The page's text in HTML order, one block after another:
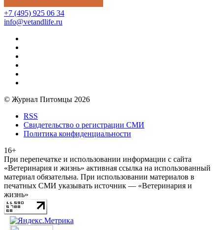
+7 (495) 925 06 34
info@vetandlife.ru
© Журнал Питомцы 2026
RSS
Свидетельство о регистрации СМИ
Политика конфиденциальности
16+
При перепечатке и использовании информации с сайта
«Ветеринария и жизнь» активная ссылка на использованный
материал обязательна. При использовании материалов в
печатных СМИ указывать источник — «Ветеринария и
жизнь»